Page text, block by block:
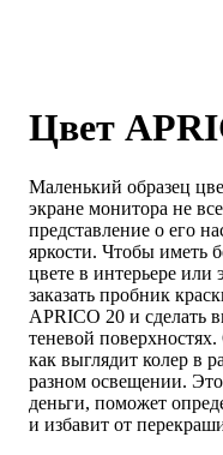
Цвет
Маленький образец
экране монитора не
представление о его
яркости. Чтобы иметь
цвете в интерьере или
заказать пробник
APRICO 20 и сделать
теневой
как выглядит колер в
разном освещении.
деньги, поможет
и избавит от